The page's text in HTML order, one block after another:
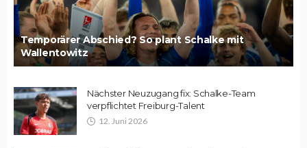
Temporärer Abschied? So plant Schalke mit
Wallentowitz
Nächster Neuzugang fix: Schalke-Team
verpflichtet Freiburg-Talent
12. Juni 2026